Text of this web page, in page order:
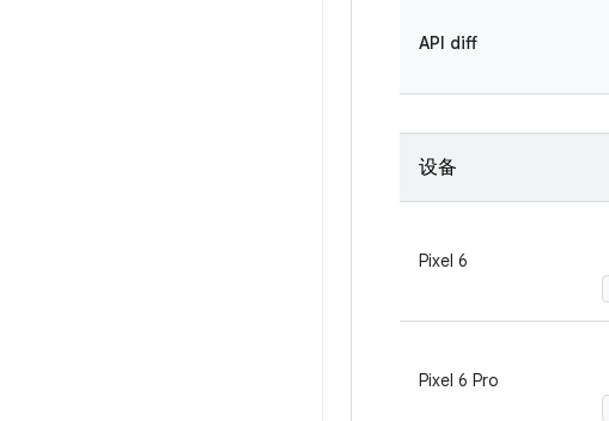
API diff
设备
Pixel 6
Pixel 6 Pro